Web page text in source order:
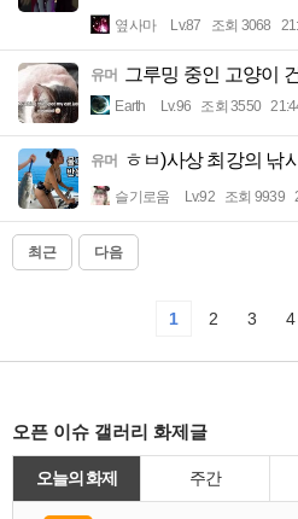
옆사마 Lv.87 조회 3068
유머 그루밍 중인 고양이
Earth Lv.96 조회 3550
유머 ㅎㅂ)사상 최강의 낚
슬기로움 Lv.92 조회 9939
최근 다음
1 2 3 4
오픈 이슈 갤러리 화제글
오늘의 화제 주간